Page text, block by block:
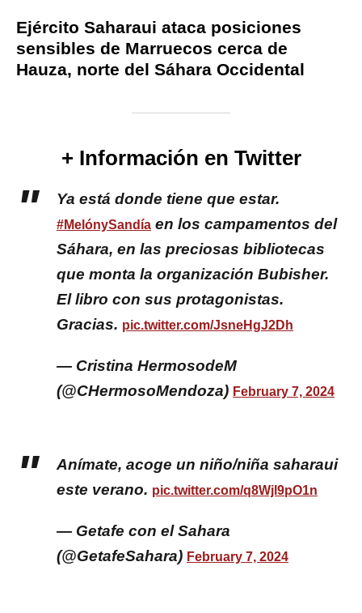
Ejército Saharaui ataca posiciones
sensibles de Marruecos cerca de
Hauza, norte del Sáhara Occidental
+ Información en Twitter
Ya está donde tiene que estar.
#MelónySandía en los campamentos del
Sáhara, en las preciosas bibliotecas
que monta la organización Bubisher.
El libro con sus protagonistas.
Gracias. pic.twitter.com/JsneHgJ2Dh
— Cristina HermosodeM
(@CHermosoMendoza) February 7, 2024
Anímate, acoge un niño/niña saharaui
este verano. pic.twitter.com/q8Wjl9pO1n
— Getafe con el Sahara
(@GetafeSahara) February 7, 2024